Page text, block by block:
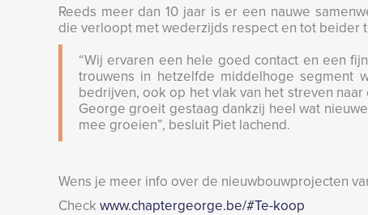
Reeds meer dan 10 jaar is er een nauwe
die verloopt met wederzijds respect en tot beider
“Wij ervaren een hele goed contact en een
trouwens in hetzelfde middelhoge segment
bedrijven, ook op het vlak van het streven
George groeit gestaag dankzij heel wat
mee groeien”, besluit Piet lachend.
Wens je meer info over de nieuwbouwprojecten
Check www.chaptergeorge.be/#Te-koop